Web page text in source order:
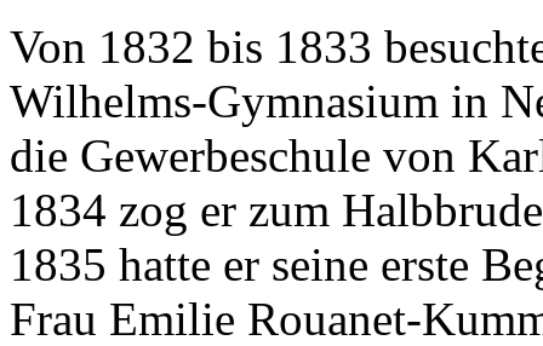
Von 1832 bis 1833
Wilhelms-Gymnasium in
die Gewerbeschule von
1834 zog er zum
1835 hatte er seine erste
Frau Emilie Rouanet-